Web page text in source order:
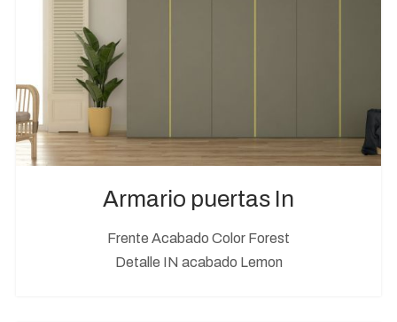
Armario puertas In
Frente Acabado Color Forest
Detalle IN acabado Lemon